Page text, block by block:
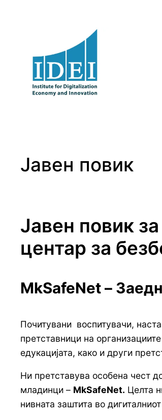
Јавен повик
Јавен повик
центар за
MkSafeNet –
Почитувани воспитувачи,
претставници на
едукацијата, како и други
Ни претставува особена чест
младинци – MkSafeNet. Целта
нивната заштита во